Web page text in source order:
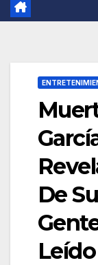
De
Leído